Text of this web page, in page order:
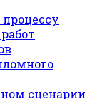
сценарии